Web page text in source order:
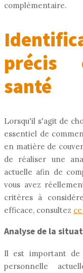
complémentaire.
précis
santé
Lorsqu'il s'agit de
essentiel de
en matière de
de réaliser une
actuelle afin de
vous avez
critères à
efficace, consultez
Analyse de la
Il est important de
personnelle